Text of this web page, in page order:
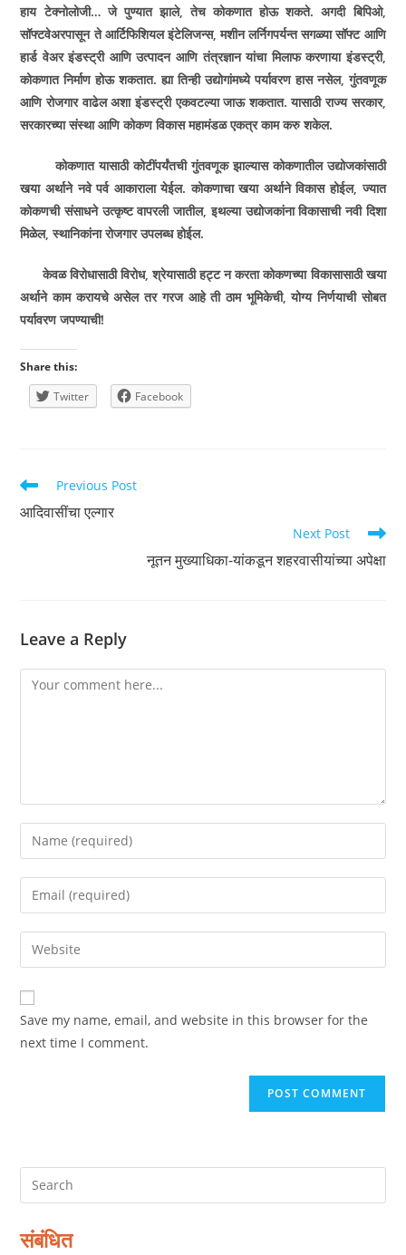
हाय टेक्नोलोजी… जे पुण्यात झाले,तेच कोकणात होऊ शकते. अगदी बिपिओ,
सॉफ्टवेअरपासून ते आर्टिफिशियल इंटेलिजन्स,मशीन लर्निगपर्यन्त सगळ्या सॉफ्ट आणि
हार्ड वेअर इंडस्ट्री आणि उत्पादन आणि तंत्रज्ञान यांचा मिलाफ करणा­या इंडस्ट्री,
कोकणात निर्माण होऊ शकतात. ह्या तिन्ही उद्योगांमध्ये पर्यावरण ­हास नसेल,गुंतवणूक
आणि रोजगार वाढेल अशा इंडस्ट्री एकवटल्या जाऊ शकतात. यासाठी राज्य सरकार,
सरकारच्या संस्था आणि कोकण विकास महामंडळ एकत्र काम करु शकेल.
कोकणात यासाठी कोटींपर्यंतची गुंतवणूक झाल्यास कोकणातील उद्योजकांसाठी
ख­या अर्थाने नवे पर्व आकाराला येईल. कोकणाचा ख­या अर्थाने विकास होईल,ज्यात
कोकणची संसाधने उत्कृष्ट वापरली जातील,इथल्या उद्योजकांना विकासाची नवी दिशा
मिळेल,स्थानिकांना रोजगार उपलब्ध होईल.
केवळ विरोधासाठी विरोध,श्रेयासाठी हट्ट न करता कोकणच्या विकासासाठी ख­या
अर्थाने काम करायचे असेल तर गरज आहे ती ठाम भूमिकेची,योग्य निर्णयाची सोबत
पर्यावरण जपण्याची!
Share this:
Twitter
Facebook
Read
more
articles
Previous Post
आदिवासींचा एल्गार
Next Post
नूतन मुख्याधिका-­यांकडून शहरवासीयांच्या अपेक्षा
Leave a Reply
Comment
Enter
your
name
comment
Enter
your
email
address
comment
Enter
your
website
URL
(optional)
Save my name, email, and website in this browser for the
next time I comment.
संबंधित